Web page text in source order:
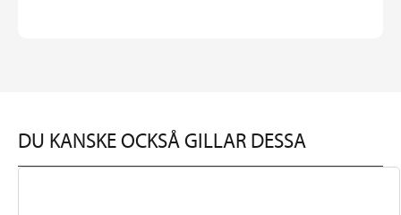
DU KANSKE OCKSÅ GILLAR DESSA